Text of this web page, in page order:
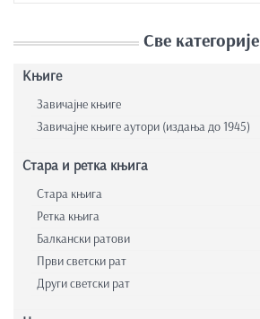
Све категорије
Књиге
Завичајне књиге
Завичајне књиге аутори (издања до 1945)
Стара и ретка књига
Стара књига
Ретка књига
Балкански ратови
Први светски рат
Други светски рат